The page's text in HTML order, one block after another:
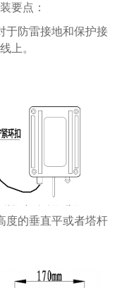
要点：
防雷接地和保护接
上。
的垂直平或者塔杆